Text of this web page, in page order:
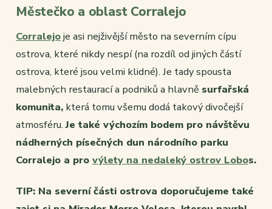
Městečko a oblast Corralejo
Corralejoje asi nejživější město na severním cípu
ostrova, které nikdy nespí (na rozdíl od jiných částí
ostrova, které jsou velmi klidné). Je tady spousta
malebných restaurací a podniků a hlavně surfařská
komunita, která tomu všemu dodá takový divočejší
atmosféru.Je také výchozím bodem pro návštěvu
nádherných písečných dun národního parku
Corralejo a pro výlety na nedaleký ostrov Lobos.
TIP: Na severní části ostrova doporučujeme také